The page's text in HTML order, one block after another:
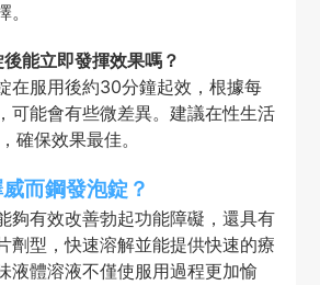
後能立即發揮效果嗎？
在服用後約30分鐘起效，根據每
可能會有些微差異。建議在性生活
確保效果最佳。
而鋼發泡錠？
夠有效改善勃起功能障礙，還具有
劑型，快速溶解並能提供快速的療
液體溶液不僅使服用過程更加愉